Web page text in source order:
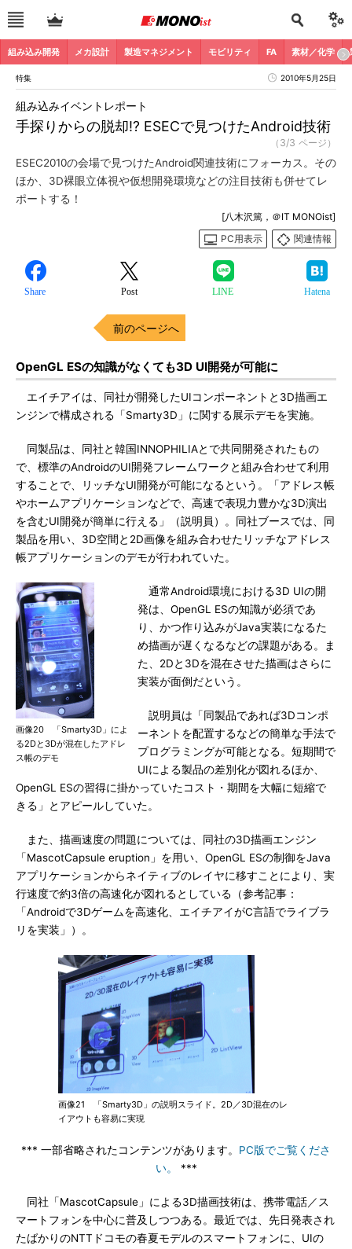
組み込み開発 メカ設計 製造マネジメント モビリティ FA 素材／化学
特集 2010年5月25日
手探りからの脱却!? ESECで見つけたAndroid技術
組み込みイベントレポート
（3/3 ページ）
ESEC2010の会場で見つけたAndroid関連技術にフォーカス。その
ほか、3D裸眼立体視や仮想開発環境などの注目技術も併せてレ
ポートする！
[八木沢篤，＠IT MONOist]
PC用表示
関連情報
Share Post LINE Hatena
前のページへ
OpenGL ESの知識がなくても3D UI開発が可能に
エイチアイは、同社が開発したUIコンポーネントと3D描画エ
ンジンで構成される「Smarty3D」に関する展示デモを実施。
同製品は、同社と韓国INNOPHILIAとで共同開発されたもの
で、標準のAndroidのUI開発フレームワークと組み合わせて利用
することで、リッチなUI開発が可能になるという。「アドレス帳
やホームアプリケーションなどで、高速で表現力豊かな3D演出
を含むUI開発が簡単に行える」（説明員）。同社ブースでは、同
製品を用い、3D空間と2D画像を組み合わせたリッチなアドレス
帳アプリケーションのデモが行われていた。
画像20 「Smarty3D」によ
る2Dと3Dが混在したアドレ
ス帳のデモ
通常Android環境における3D UIの開
発は、OpenGL ESの知識が必須であ
り、かつ作り込みがJava実装になるた
め描画が遅くなるなどの課題がある。ま
た、2Dと3Dを混在させた描画はさらに
実装が面倒だという。
説明員は「同製品であれば3Dコンポ
ーネントを配置するなどの簡単な手法で
プログラミングが可能となる。短期間で
UIによる製品の差別化が図れるほか、
OpenGL ESの習得に掛かっていたコスト・期間を大幅に短縮で
きる」とアピールしていた。
また、描画速度の問題については、同社の3D描画エンジン
「MascotCapsule eruption」を用い、OpenGL ESの制御をJava
アプリケーションからネイティブのレイヤに移すことにより、実
行速度で約3倍の高速化が図れるとしている（参考記事：
「Androidで3Dゲームを高速化、エイチアイがC言語でライブラ
リを実装」）。
画像21 「Smarty3D」の説明スライド。2D／3D混在のレ
イアウトも容易に実現
*** 一部省略されたコンテンツがあります。 PC版でご覧くださ
い。
***
同社「MascotCapsule」による3D描画技術は、携帯電話／ス
マートフォンを中心に普及しつつある。最近では、先日発表され
たばかりのNTTドコモの春夏モデルのスマートフォンに、UIの